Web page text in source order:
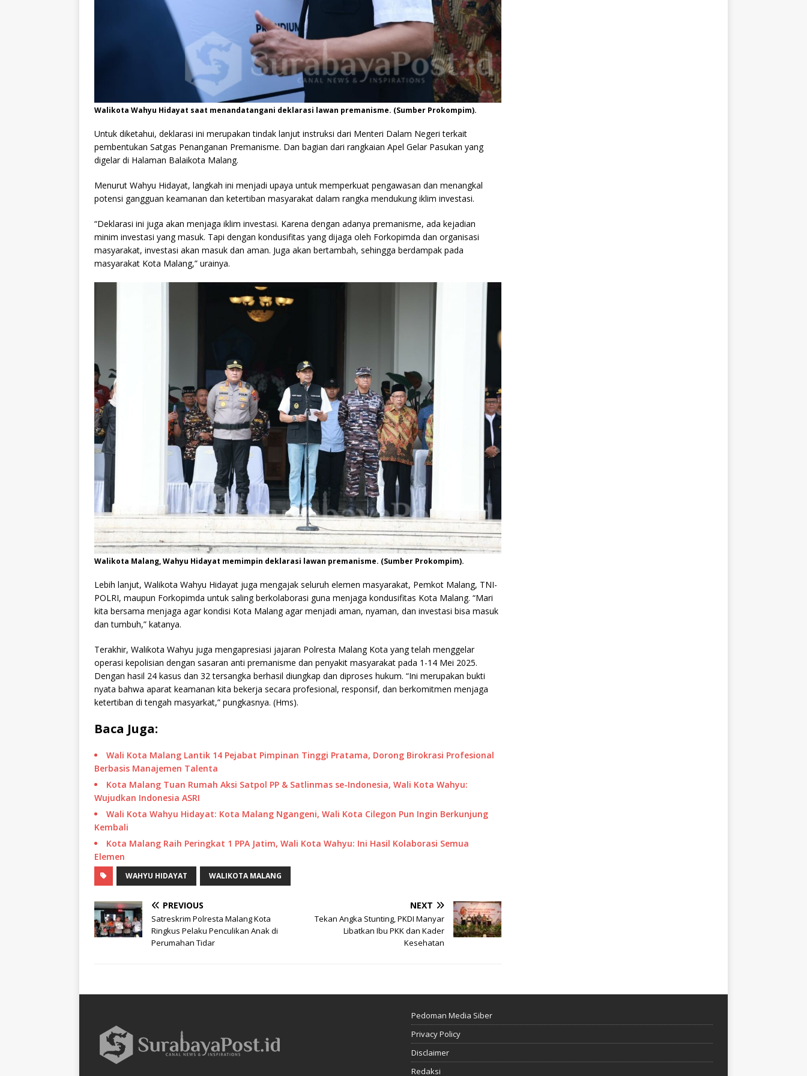
Walikota Wahyu Hidayat saat menandatangani deklarasi lawan premanisme. (Sumber Prokompim).
Untuk diketahui, deklarasi ini merupakan tindak lanjut instruksi dari Menteri Dalam Negeri terkait
pembentukan Satgas Penanganan Premanisme. Dan bagian dari rangkaian Apel Gelar Pasukan yang
digelar di Halaman Balaikota Malang.
Menurut Wahyu Hidayat, langkah ini menjadi upaya untuk memperkuat pengawasan dan menangkal
potensi gangguan keamanan dan ketertiban masyarakat dalam rangka mendukung iklim investasi.
“Deklarasi ini juga akan menjaga iklim investasi. Karena dengan adanya premanisme, ada kejadian
minim investasi yang masuk. Tapi dengan kondusifitas yang dijaga oleh Forkopimda dan organisasi
masyarakat, investasi akan masuk dan aman. Juga akan bertambah, sehingga berdampak pada
masyarakat Kota Malang,” urainya.
Walikota Malang, Wahyu Hidayat memimpin deklarasi lawan premanisme. (Sumber Prokompim).
Lebih lanjut, Walikota Wahyu Hidayat juga mengajak seluruh elemen masyarakat, Pemkot Malang, TNI-
POLRI, maupun Forkopimda untuk saling berkolaborasi guna menjaga kondusifitas Kota Malang. “Mari
kita bersama menjaga agar kondisi Kota Malang agar menjadi aman, nyaman, dan investasi bisa masuk
dan tumbuh,” katanya.
Terakhir, Walikota Wahyu juga mengapresiasi jajaran Polresta Malang Kota yang telah menggelar
operasi kepolisian dengan sasaran anti premanisme dan penyakit masyarakat pada 1-14 Mei 2025.
Dengan hasil 24 kasus dan 32 tersangka berhasil diungkap dan diproses hukum. “Ini merupakan bukti
nyata bahwa aparat keamanan kita bekerja secara profesional, responsif, dan berkomitmen menjaga
ketertiban di tengah masyarkat,” pungkasnya. (Hms).
Baca Juga:
Wali Kota Malang Lantik 14 Pejabat Pimpinan Tinggi Pratama, Dorong Birokrasi Profesional
Berbasis Manajemen Talenta
Kota Malang Tuan Rumah Aksi Satpol PP & Satlinmas se-Indonesia, Wali Kota Wahyu:
Wujudkan Indonesia ASRI
Wali Kota Wahyu Hidayat: Kota Malang Ngangeni, Wali Kota Cilegon Pun Ingin Berkunjung
Kembali
Kota Malang Raih Peringkat 1 PPA Jatim, Wali Kota Wahyu: Ini Hasil Kolaborasi Semua
Elemen
WAHYU HIDAYAT WALIKOTA MALANG
PREVIOUS
Satreskrim Polresta Malang Kota
Ringkus Pelaku Penculikan Anak di
Perumahan Tidar
NEXT
Tekan Angka Stunting, PKDI Manyar
Libatkan Ibu PKK dan Kader
Kesehatan
Pedoman Media Siber
Privacy Policy
Disclaimer
Redaksi